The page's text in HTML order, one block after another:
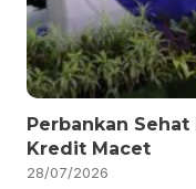
Perbankan
Kredit Macet
28/07/2026